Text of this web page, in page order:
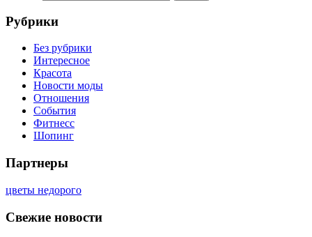
Рубрики
Без рубрики
Интересное
Красота
Новости моды
Отношения
События
Фитнесс
Шопинг
Партнеры
цветы недорого
Свежие новости